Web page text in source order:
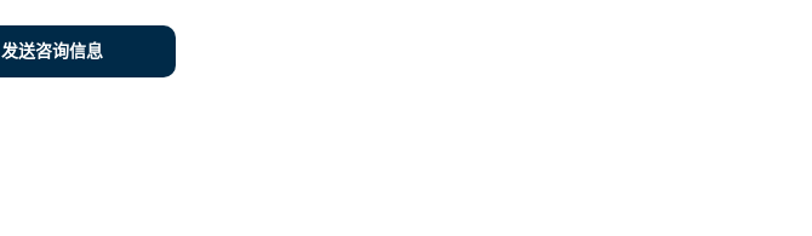
发送咨询信息